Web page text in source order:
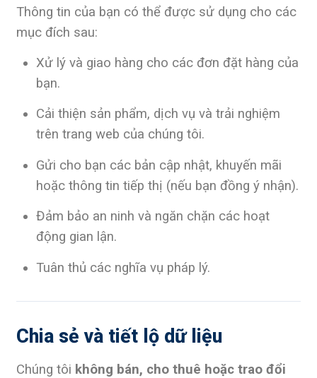
Thông tin của bạn có thể được sử dụng cho các
mục đích sau:
Xử lý và giao hàng cho các đơn đặt hàng của
bạn.
Cải thiện sản phẩm, dịch vụ và trải nghiệm
trên trang web của chúng tôi.
Gửi cho bạn các bản cập nhật, khuyến mãi
hoặc thông tin tiếp thị (nếu bạn đồng ý nhận).
Đảm bảo an ninh và ngăn chặn các hoạt
động gian lận.
Tuân thủ các nghĩa vụ pháp lý.
Chia sẻ và tiết lộ dữ liệu
Chúng tôi không bán, cho thuê hoặc trao đổi